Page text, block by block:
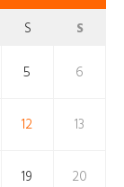
S S
5 6
12 13
19 20